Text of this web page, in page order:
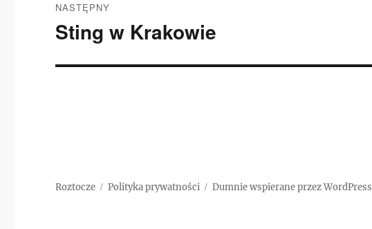
NASTĘPNY
Następny
Sting w Krakowie
Roztocze Polityka prywatności Dumnie wspierane przez WordPress